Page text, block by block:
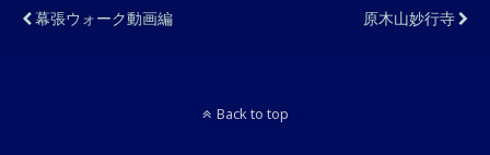
幕張ウォーク動画編
原木山妙行寺
Back to top